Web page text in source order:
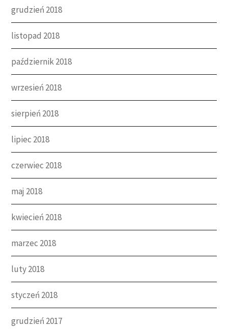
grudzień 2018
listopad 2018
październik 2018
wrzesień 2018
sierpień 2018
lipiec 2018
czerwiec 2018
maj 2018
kwiecień 2018
marzec 2018
luty 2018
styczeń 2018
grudzień 2017